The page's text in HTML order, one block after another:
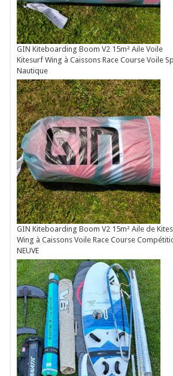
GIN Kiteboarding Boom V2 15m² Aile Voile
Kitesurf Wing à Caissons Race Course Voile
Nautique
GIN Kiteboarding Boom V2 15m² Aile de
Wing à Caissons Voile Race Course
NEUVE